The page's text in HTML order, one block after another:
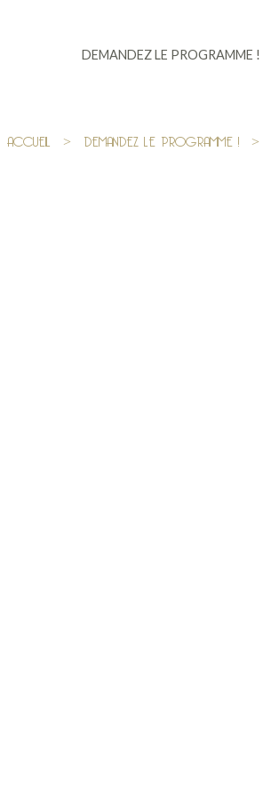
DEMANDEZ LE PROGRAMME !
ACCUEIL > DEMANDEZ LE PROGRAMME ! >